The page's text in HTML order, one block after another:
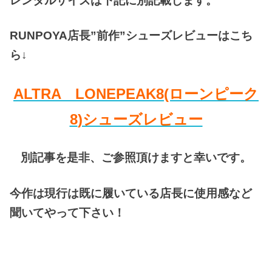
RUNPOYA店長”前作”シューズレビューはこち
ら↓
ALTRA LONEPEAK8(ローンピーク
8)シューズレビュー
別記事を是非、ご参照頂けますと幸いです。
今作は現行は既に履いている店長に使用感など
聞いてやって下さい！